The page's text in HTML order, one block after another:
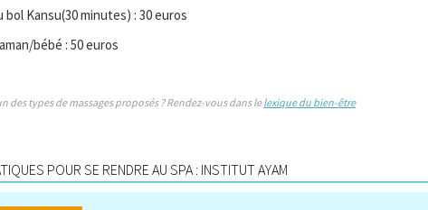
bol Kansu(30 minutes) : 30 euros
bébé : 50 euros
des types de massages proposés ? Rendez-vous dans lelexique du bien-être
POUR SE RENDRE AU SPA : INSTITUT AYAM